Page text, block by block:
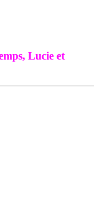
Lucie et